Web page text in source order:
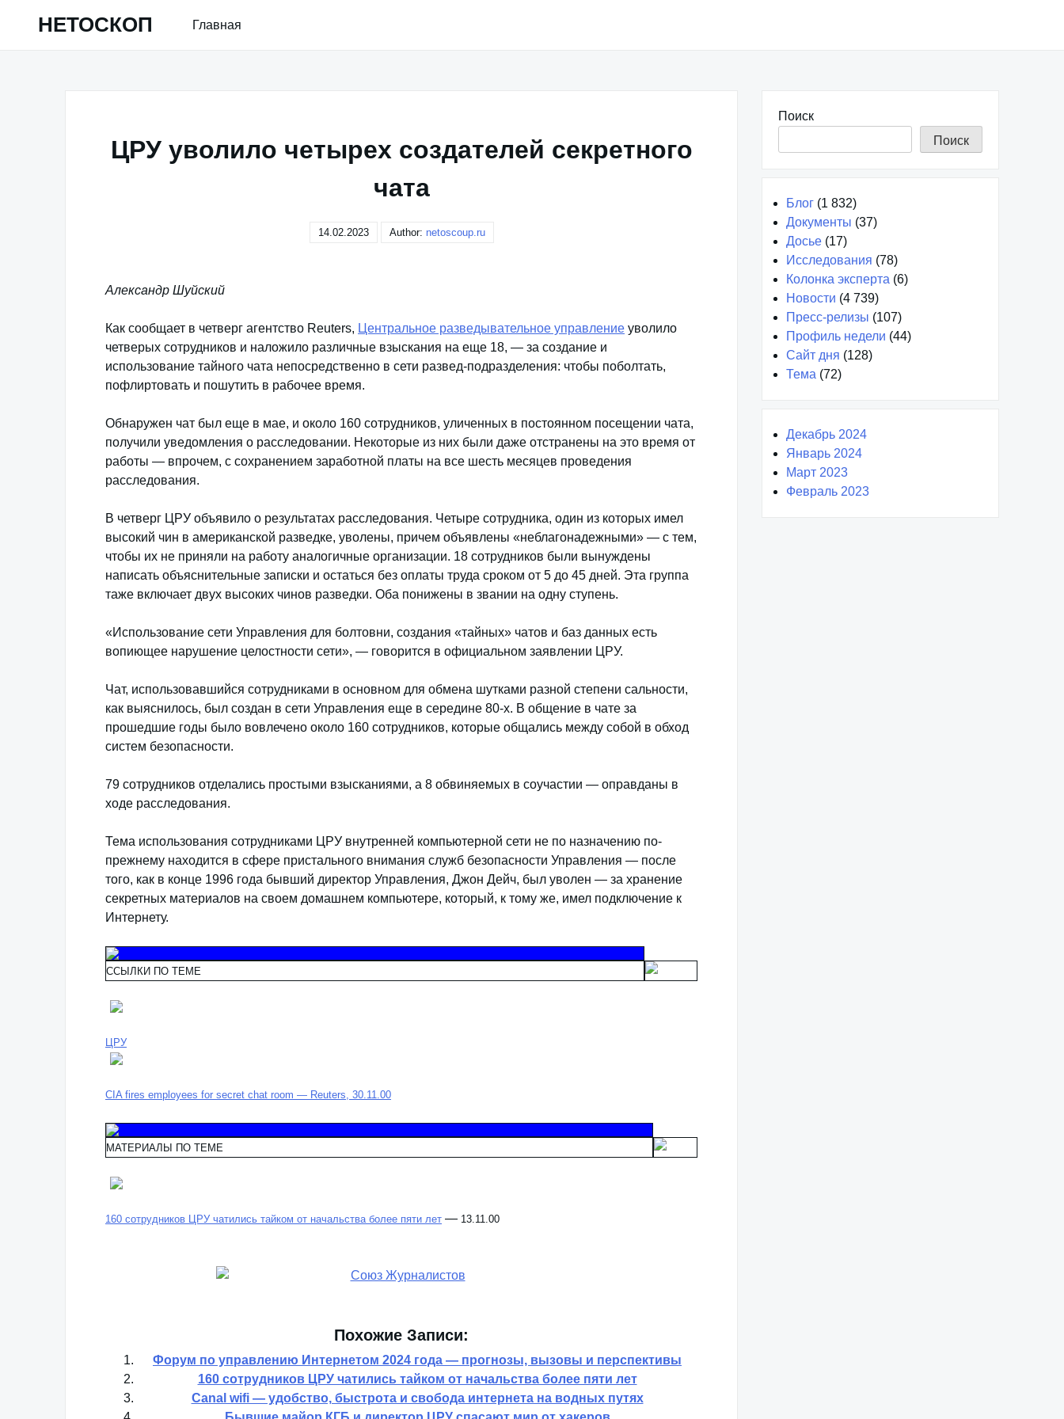
НЕТОСКОП Главная
ЦРУ уволило четырех создателей секретного
чата
14.02.2023 Author: netoscoup.ru
Александр Шуйский
Как сообщает в четверг агентство Reuters, Центральное разведывательное управление уволило
четверых сотрудников и наложило различные взыскания на еще 18, — за создание и
использование тайного чата непосредственно в сети развед-подразделения: чтобы поболтать,
пофлиртовать и пошутить в рабочее время.
Обнаружен чат был еще в мае, и около 160 сотрудников, уличенных в постоянном посещении чата,
получили уведомления о расследовании. Некоторые из них были даже отстранены на это время от
работы — впрочем, с сохранением заработной платы на все шесть месяцев проведения
расследования.
В четверг ЦРУ объявило о результатах расследования. Четыре сотрудника, один из которых имел
высокий чин в американской разведке, уволены, причем объявлены «неблагонадежными» — с тем,
чтобы их не приняли на работу аналогичные организации. 18 сотрудников были вынуждены
написать объяснительные записки и остаться без оплаты труда сроком от 5 до 45 дней. Эта группа
таже включает двух высоких чинов разведки. Оба понижены в звании на одну ступень.
«Использование сети Управления для болтовни, создания «тайных» чатов и баз данных есть
вопиющее нарушение целостности сети», — говорится в официальном заявлении ЦРУ.
Чат, использовавшийся сотрудниками в основном для обмена шутками разной степени сальности,
как выяснилось, был создан в сети Управления еще в середине 80-х. В общение в чате за
прошедшие годы было вовлечено около 160 сотрудников, которые общались между собой в обход
систем безопасности.
79 сотрудников отделались простыми взысканиями, а 8 обвиняемых в соучастии — оправданы в
ходе расследования.
Тема использования сотрудниками ЦРУ внутренней компьютерной сети не по назначению по-
прежнему находится в сфере пристального внимания служб безопасности Управления — после
того, как в конце 1996 года бывший директор Управления, Джон Дейч, был уволен — за хранение
секретных материалов на своем домашнем компьютере, который, к тому же, имел подключение к
Интернету.
ССЫЛКИ ПО ТЕМЕ
ЦРУ
CIA fires employees for secret chat room — Reuters, 30.11.00
МАТЕРИАЛЫ ПО ТЕМЕ
160 сотрудников ЦРУ чатились тайком от начальства более пяти лет — 13.11.00
Похожие Записи:
Форум по управлению Интернетом 2024 года — прогнозы, вызовы и перспективы
160 сотрудников ЦРУ чатились тайком от начальства более пяти лет
Canal wifi — удобство, быстрота и свобода интернета на водных путях
Поиск
Поиск
Блог (1 832)
Документы (37)
Досье (17)
Исследования (78)
Колонка эксперта (6)
Новости (4 739)
Пресс-релизы (107)
Профиль недели (44)
Сайт дня (128)
Тема (72)
Декабрь 2024
Январь 2024
Март 2023
Февраль 2023